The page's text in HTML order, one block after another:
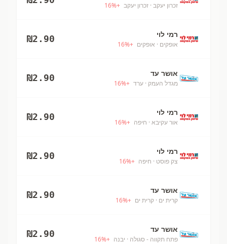
זכרון יעקב · זכרון יעקב +
16%
רמי לוי
אופקים · אופקים +
16%
₪2.90
אושר עד
מגדל העמק · ערד +
16%
₪2.90
רמי לוי
אור עקיבא · חיפה +
16%
₪2.90
רמי לוי
צק פוסט · חיפה +
16%
₪2.90
אושר עד
קרית ים · קרית ים +
16%
₪2.90
אושר עד
פתח תקווה - סגולה · יבנה +
16%
₪2.90